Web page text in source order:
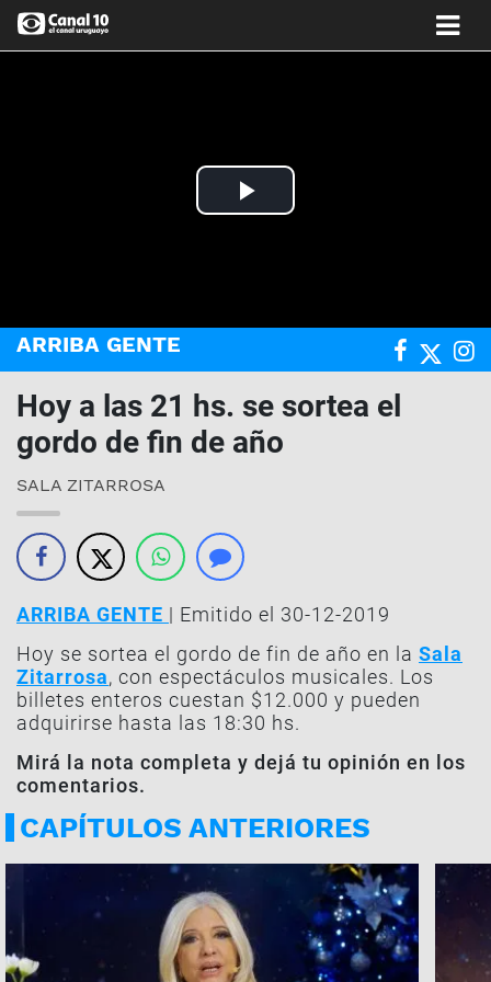
Play
ARRIBA GENTE
Hoy a las 21 hs. se sortea el
gordo de fin de año
SALA ZITARROSA
ARRIBA GENTE | Emitido el 30-12-2019
Hoy se sortea el gordo de fin de año en la Sala
Zitarrosa, con espectáculos musicales. Los
billetes enteros cuestan $12.000 y pueden
adquirirse hasta las 18:30 hs.
Mirá la nota completa y dejá tu opinión en los
comentarios.
CAPÍTULOS ANTERIORES